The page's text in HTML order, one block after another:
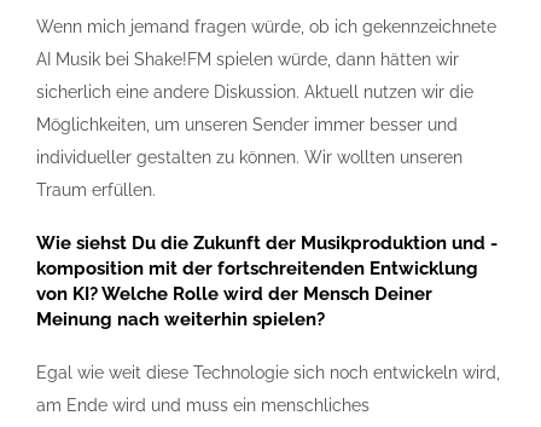
Wenn mich jemand fragen würde, ob ich gekennzeichnete
AI Musik bei Shake!FM spielen würde, dann hätten wir
sicherlich eine andere Diskussion. Aktuell nutzen wir die
Möglichkeiten, um unseren Sender immer besser und
individueller gestalten zu können. Wir wollten unseren
Traum erfüllen.
Wie siehst Du die Zukunft der Musikproduktion und -
komposition mit der fortschreitenden Entwicklung
von KI? Welche Rolle wird der Mensch Deiner
Meinung nach weiterhin spielen?
Egal wie weit diese Technologie sich noch entwickeln wird,
am Ende wird und muss ein menschliches